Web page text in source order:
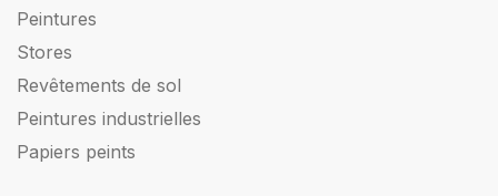
Peintures
Stores
Revêtements de sol
Peintures industrielles
Papiers peints